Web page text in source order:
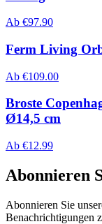
Ab €97.90
Ferm Living
Ab €109.00
Broste
Ø14,5 cm
Ab €12.99
Abonnieren
Abonnieren Sie
Benachrichtigungen